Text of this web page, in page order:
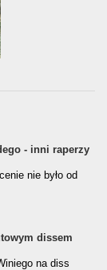
- inni raperzy
nie było od
dissem
na diss